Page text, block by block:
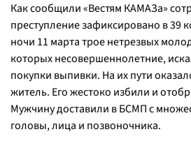
Как сообщили «Вестям КАМАЗа»
преступление зафиксировано в 39
ночи 11 марта трое нетрезвых
которых несовершеннолетние,
покупки выпивки. На их пути
житель. Его жестоко избили и
Мужчину доставили в БСМП с
головы, лица и позвоночника.